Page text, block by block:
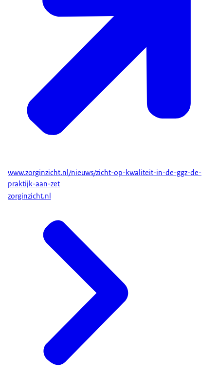
www.zorginzicht.nl/nieuws/zicht-op-kwaliteit-in-de-ggz-de-
praktijk-aan-zet
zorginzicht.nl